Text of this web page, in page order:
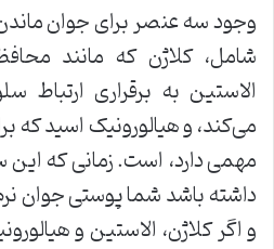
وجود سه عنصر برای جوان
شامل، کلاژن که مانند
الاستین به برقراری
می‌کند، و هیالورونیک اسید
مهمی دارد، است. زمانی که
داشته باشد شما پوستی جوان
و اگر کلاژن‌، الاستین و